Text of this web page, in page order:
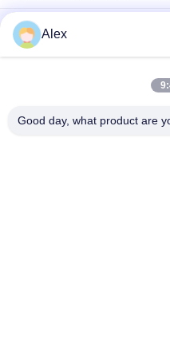
হালকা হলুদ রঙ এবং ভাল বন্ধন সহ
হালকা হলুদ চাপ সংবেদনশীল গরম
ফোম টেপ ক্রাফ্ট পেপার টেপের জন্য
Alex
Good day, what product are